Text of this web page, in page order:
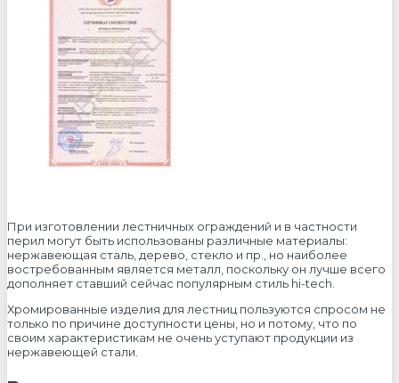
При изготовлении лестничных ограждений и в частности
перил могут быть использованы различные материалы:
нержавеющая сталь, дерево, стекло и пр., но наиболее
востребованным является металл, поскольку он лучше всего
дополняет ставший сейчас популярным стиль hi-tech.
Хромированные изделия для лестниц пользуются спросом не
только по причине доступности цены, но и потому, что по
своим характеристикам не очень уступают продукции из
нержавеющей стали.